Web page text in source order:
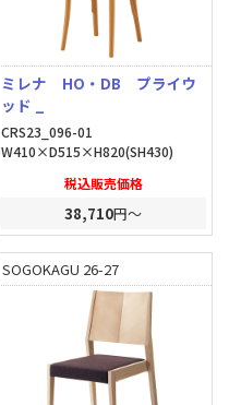
ミレナ HO・DB プライウ
ッド _
CRS23_096-01
W410×D515×H820(SH430)
税込販売価格
38,710円～
SOGOKAGU 26-27